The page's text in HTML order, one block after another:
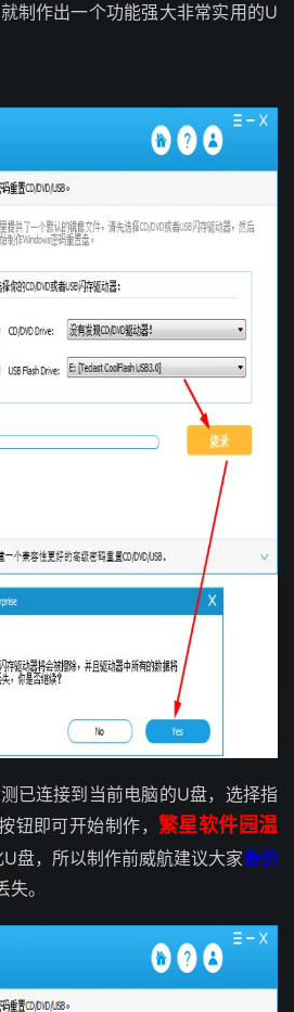
制作出一个功能强大非常实用的U
已连接到当前电脑的U盘，选择指
钮即可开始制作， 繁星软件园温
U盘，所以制作前威航建议大家备份
。